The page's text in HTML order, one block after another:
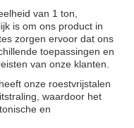
van 1 ton,
is om ons product in
zorgen ervoor dat ons
toepassingen en
van onze klanten.
onze roestvrijstalen
waardoor het
en